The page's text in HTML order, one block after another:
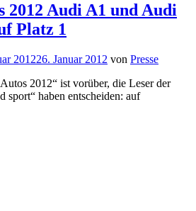
2012 Audi A1 und Audi
Platz 1
201226. Januar 2012 von Presse
2012“ ist vorüber, die Leser der
sport“ haben entscheiden: auf